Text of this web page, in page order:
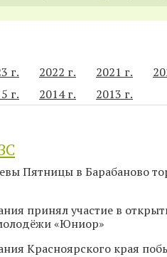
г. 2022 г. 2021 г.
г. 2014 г. 2013 г.
Пятницы в Барабаново
принял участие в
«Юниор»
Красноярского края